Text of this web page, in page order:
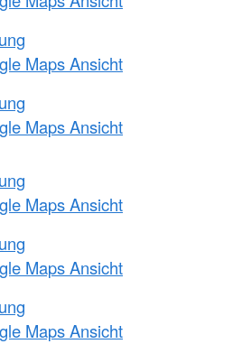
Maps Ansicht
Maps Ansicht
Maps Ansicht
Maps Ansicht
Maps Ansicht